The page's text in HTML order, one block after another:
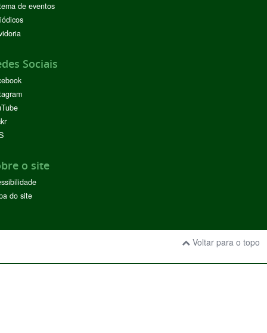
de eventos
Sociais
o site
do site
Voltar para o topo